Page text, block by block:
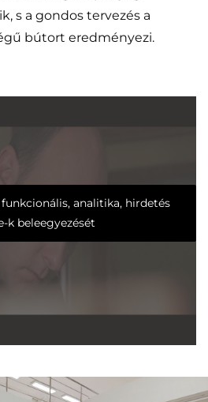
s a gondos tervezés a
bútort eredményezi.
analitika, hirdetés
k beleegyezését